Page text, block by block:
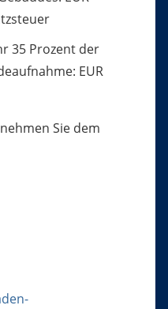
35 Prozent der
EUR
Sie dem